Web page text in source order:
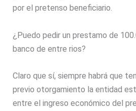
por el pretenso beneficiario.
¿Puedo pedir un prestamo de
banco de entre rios?
Claro que sí, siempre habrá que
previo otorgamiento la entidad
entre el ingreso económico del